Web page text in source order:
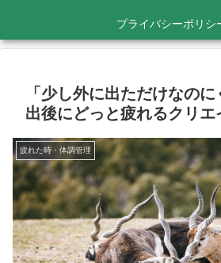
プライバシーポリシ
「少し外に出ただけなの
出後にどっと疲れるクリ
疲れた時・体調管理